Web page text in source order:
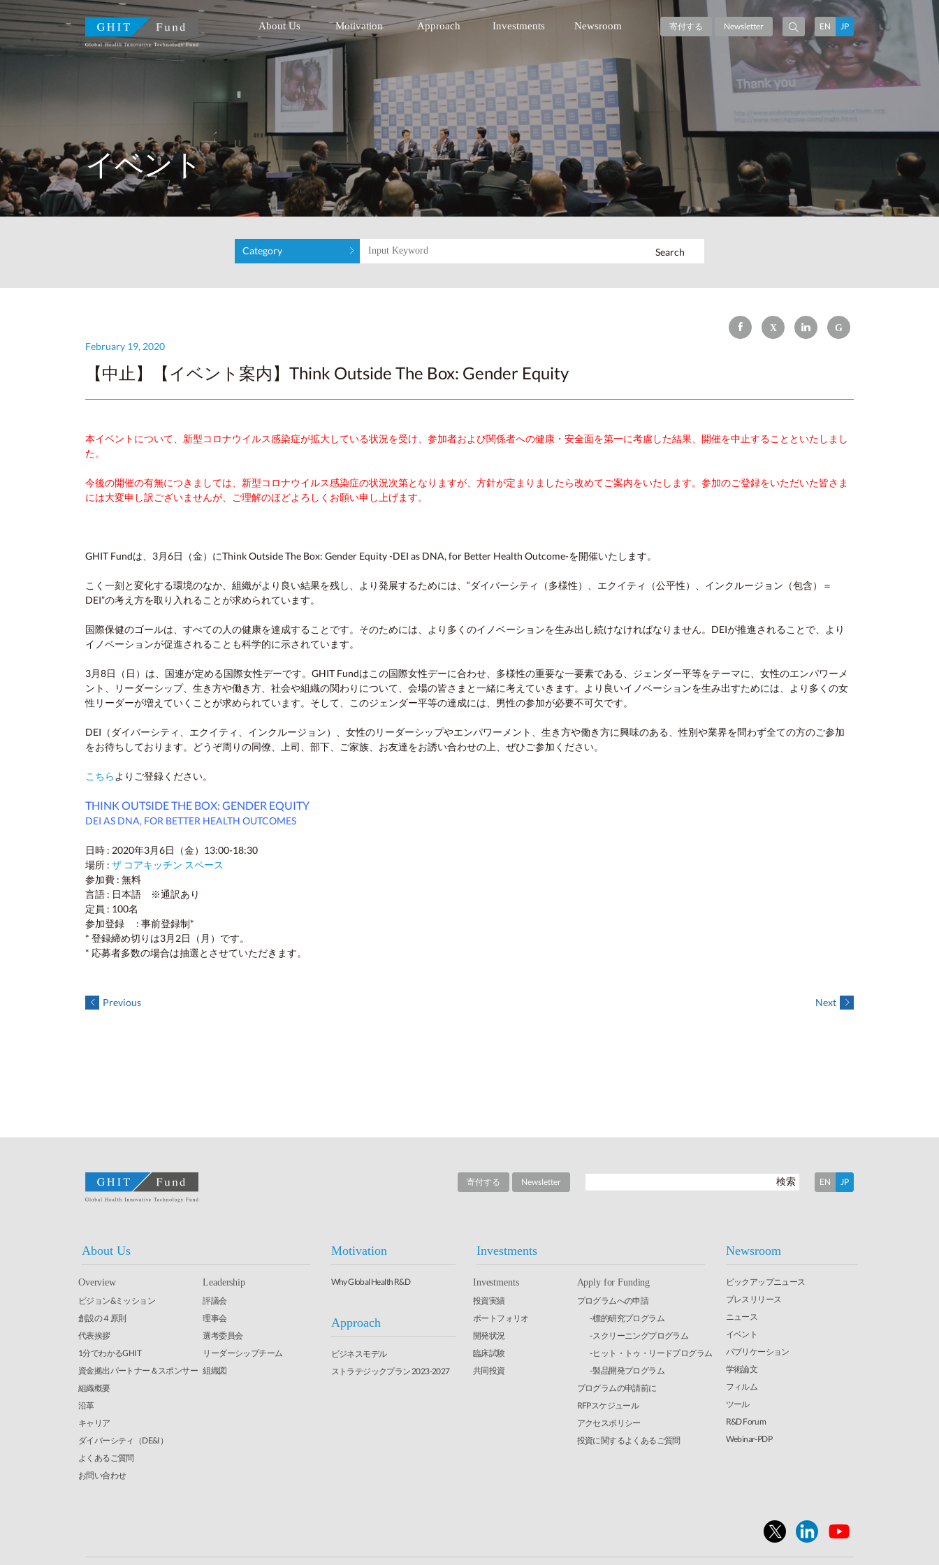
GHIT Fund Global Health Innovative Technology Fund
About Us Motivation Approach Investments Newsroom 寄付する Newsletter EN JP
イベント
Category Search
February 19, 2020
【中止】【イベント案内】Think Outside The Box: Gender Equity
本イベントについて、新型コロナウイルス感染症が拡大している状況を受け、参加者および関係者への健康・安全面を第一に考慮した結果、開催を中止することといたしまし
た。
今後の開催の有無につきましては、新型コロナウイルス感染症の状況次第となりますが、方針が定まりましたら改めてご案内をいたします。参加のご登録をいただいた皆さま
には大変申し訳ございませんが、ご理解のほどよろしくお願い申し上げます。
GHIT Fundは、3月6日（金）にThink Outside The Box: Gender Equity -DEI as DNA, for Better Health Outcome-を開催いたします。
こく一刻と変化する環境のなか、組織がより良い結果を残し、より発展するためには、“ダイバーシティ（多様性）、エクイティ（公平性）、インクルージョン（包含）＝
DEI”の考え方を取り入れることが求められています。
国際保健のゴールは、すべての人の健康を達成することです。そのためには、より多くのイノベーションを生み出し続けなければなりません。DEIが推進されることで、より
イノベーションが促進されることも科学的に示されています。
3月8日（日）は、国連が定める国際女性デーです。GHIT Fundはこの国際女性デーに合わせ、多様性の重要な一要素である、ジェンダー平等をテーマに、女性のエンパワーメ
ント、リーダーシップ、生き方や働き方、社会や組織の関わりについて、会場の皆さまと一緒に考えていきます。より良いイノベーションを生み出すためには、より多くの女
性リーダーが増えていくことが求められています。そして、このジェンダー平等の達成には、男性の参加が必要不可欠です。
DEI（ダイバーシティ、エクイティ、インクルージョン）、女性のリーダーシップやエンパワーメント、生き方や働き方に興味のある、性別や業界を問わず全ての方のご参加
をお待ちしております。どうぞ周りの同僚、上司、部下、ご家族、お友達をお誘い合わせの上、ぜひご参加ください。
こちら よりご登録ください。
THINK OUTSIDE THE BOX: GENDER EQUITY
DEI AS DNA, FOR BETTER HEALTH OUTCOMES
日時 : 2020年3月6日（金）13:00-18:30
場所 : ザ コアキッチン スペース
参加費 : 無料
言語 : 日本語 ※通訳あり
定員 : 100名
参加登録 : 事前登録制*
* 登録締め切りは3月2日（月）です。
* 応募者多数の場合は抽選とさせていただきます。
Previous Next
寄付する Newsletter 検索 EN JP
About Us
Overview
ビジョン&ミッション
創設の４原則
代表挨拶
1分でわかるGHIT
資金拠出パートナー＆スポンサー
組織概要
沿革
キャリア
ダイバーシティ（DE&I）
よくあるご質問
お問い合わせ
Leadership
評議会
理事会
選考委員会
リーダーシップチーム
組織図
Motivation
Why Global Health R&D
Approach
ビジネスモデル
ストラテジックプラン 2023-2027
Investments
Investments
投資実績
ポートフォリオ
開発状況
臨床試験
共同投資
Apply for Funding
プログラムへの申請
- 標的研究プログラム
- スクリーニングプログラム
- ヒット・トゥ・リードプログラム
- 製品開発プログラム
プログラムの申請前に
RFPスケジュール
アクセスポリシー
投資に関するよくあるご質問
Newsroom
ピックアップニュース
プレスリリース
ニュース
イベント
パブリケーション
学術論文
フィルム
ツール
R&D Forum
Webinar-PDP